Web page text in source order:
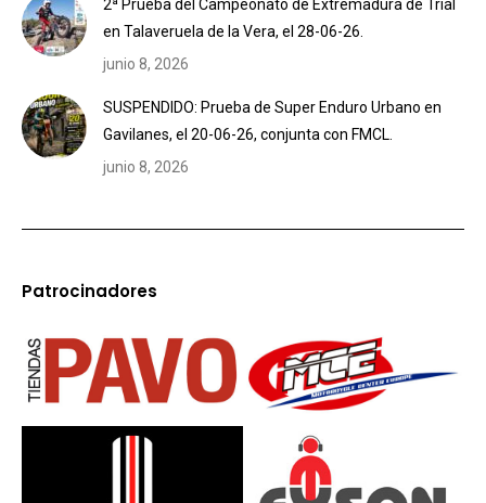
2ª Prueba del Campeonato de Extremadura de Trial
en Talaveruela de la Vera, el 28-06-26.
junio 8, 2026
SUSPENDIDO: Prueba de Super Enduro Urbano en
Gavilanes, el 20-06-26, conjunta con FMCL.
junio 8, 2026
Patrocinadores